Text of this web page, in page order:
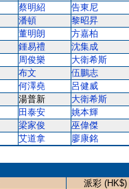
蔡明紹 告東尼
潘頓 黎昭昇
董明朗 方嘉柏
鍾易禮 沈集成
周俊樂 大衛希斯
布文 伍鵬志
何澤堯 呂健威
湯普新 大衛希斯
田泰安 姚本輝
梁家俊 巫偉傑
艾道拿
廖康銘
派彩 (HK$)